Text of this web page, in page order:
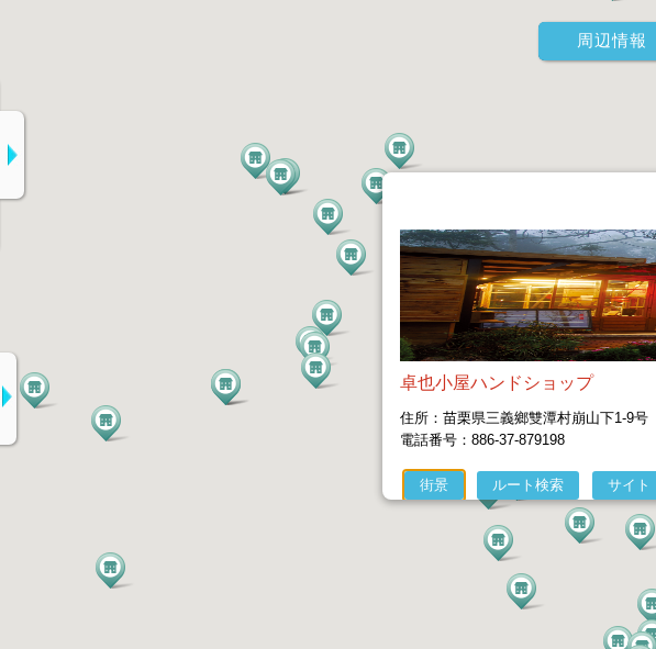
周辺情報
卓也小屋ハンドショップ
住所：苗栗県三義鄉雙潭村崩山下1-9号
電話番号：886-37-879198
街景 ルート検索 サイト